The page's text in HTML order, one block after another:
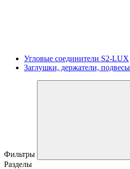
Угловые соединители S2-LUX
Заглушки, держатели,
Фильтры
Разделы